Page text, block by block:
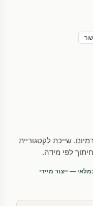
שייכת לקטגוריית
— ייצור מיידי